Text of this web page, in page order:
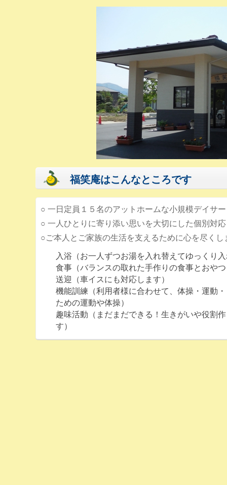
福笑庵はこんなところです
○ 一日定員１５名のアットホームな小規模デイサ
○ 一人ひとりに寄り添い思いを大切にした個別対応
○ご本人とご家族の生活を支えるために心を尽くし
入浴（お一人ずつお湯を入れ替えてゆっくり
食事（バランスの取れた手作りの食事とおや
送迎（車イスにも対応します）
機能訓練（利用者様に合わせて、体操・運動
ための運動や体操）
趣味活動（まだまだできる！生きがいや役割
す）